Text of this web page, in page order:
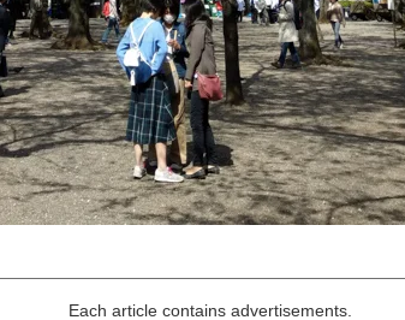
Each article contains advertisements.